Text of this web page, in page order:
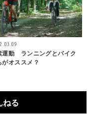
運動 ランニングとバイク
がオススメ？
ねる